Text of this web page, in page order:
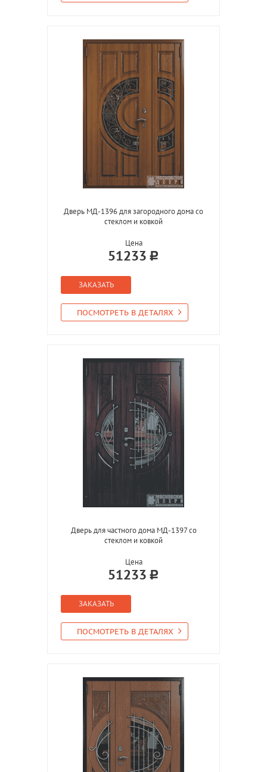
Дверь МД-1396 для загородного дома со
стеклом и ковкой
Цена
51233
ЗАКАЗАТЬ
ПОСМОТРЕТЬ В ДЕТАЛЯХ
Дверь для частного дома МД-1397 со
стеклом и ковкой
Цена
51233
ЗАКАЗАТЬ
ПОСМОТРЕТЬ В ДЕТАЛЯХ